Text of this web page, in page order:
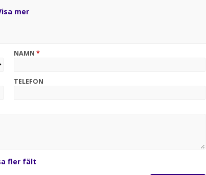
vilket förenklar både budgetering och
Du bokar service enligt bilens intervaller –
direkt hos vår skadeverkstad. Reparation sker
bibehållet värde.
Kortet gäller på Tanka och OKQ8 och gör att
mer
NAMN *
TELEFON
fler fält